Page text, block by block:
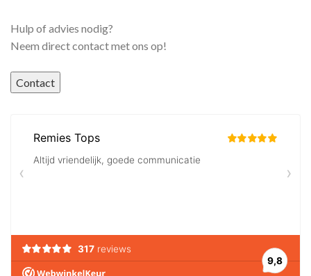
Hulp of advies nodig?
Neem direct contact met ons op!
Contact